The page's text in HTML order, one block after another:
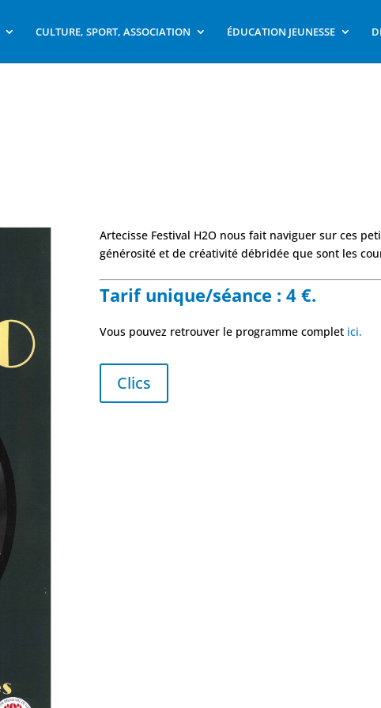
CULTURE, SPORT, ASSOCIATION ÉDUCATION JEUNESSE
Artecisse Festival H2O nous fait naviguer sur ces
générosité et de créativité débridée que sont les
Tarif unique/séance : 4 €.
Vous pouvez retrouver le programme complet ici.
Clics